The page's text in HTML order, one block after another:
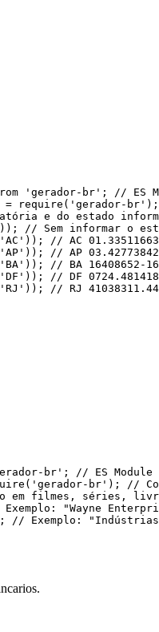
'gerador-br' ;
// ES
require('gerador-br'); //
e do estado
) ) ;
// Sem informar o
'AC' ) ) ;
// AC
'AP' ) ) ;
// AP 03.42773842
'BA' ) ) ;
// BA 16408652-16
'DF' ) ) ;
// DF
'RJ' ) ) ; // RJ 41038311.44
br' ;
// ES Module
br'); //
em filmes, séries,
"Wayne
; // Exemplo: